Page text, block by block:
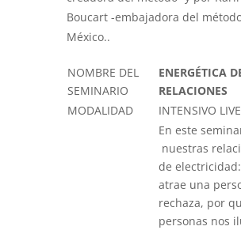
Boucart -embajadora del
México..
NOMBRE DEL
SEMINARIO
ENERGÉTICA
RELACIONES
MODALIDAD
INTENSIVO
En este
nuestras
de
atrae una
rechaza, por
personas nos